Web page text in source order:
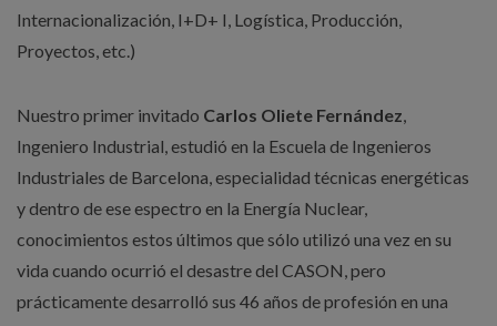
Internacionalización, I+D+ I, Logística, Producción,
Proyectos, etc.)
Nuestro primer invitado Carlos Oliete Fernández
Ingeniero Industrial, estudió en la Escuela de Ingenieros
Industriales de Barcelona, especialidad técnicas energéticas
y dentro de ese espectro en la Energía Nuclear,
conocimientos estos últimos que sólo utilizó una vez en su
vida cuando ocurrió el desastre del CASON, pero
prácticamente desarrolló sus 46 años de profesión en una